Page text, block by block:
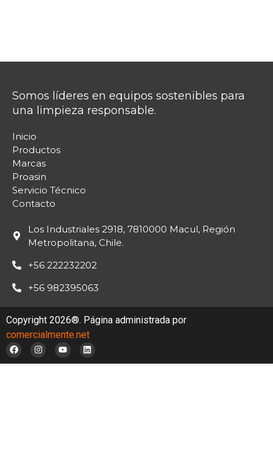
Somos líderes en equipos sostenibles para
una limpieza responsable.
Inicio
Productos
Marcas
Proasin
Servicio Técnico
Contacto
Los Industriales 2918, 7810000 Macul, Región
Metropolitana, Chile.
+56 222232202
+56 982395063
Copyright 2026®. Página administrada por
comercialmente.net